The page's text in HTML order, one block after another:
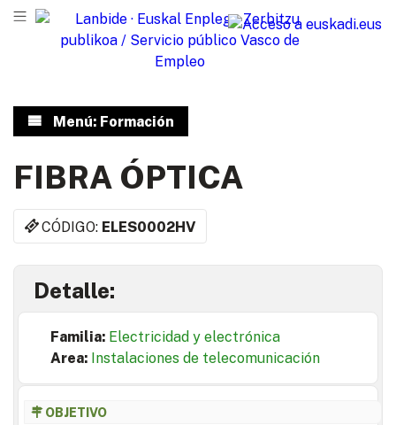
Menú: Formación
FIBRA ÓPTICA
CÓDIGO: ELES0002HV
Detalle:
Familia: Electricidad y electrónica
Area: Instalaciones de telecomunicación
OBJETIVO